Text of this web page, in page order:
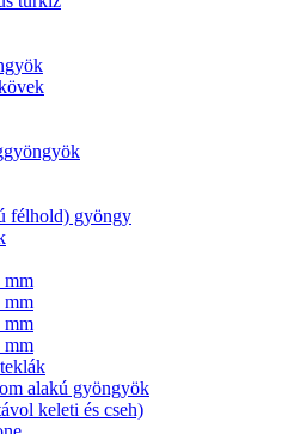
félhold) gyöngy
mm
mm
mm
mm
alakú gyöngyök
keleti és cseh)